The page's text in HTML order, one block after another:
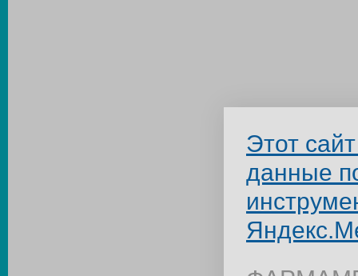
Этот
данные